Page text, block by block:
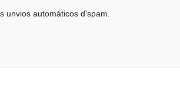
unvios automáticos d'spam.